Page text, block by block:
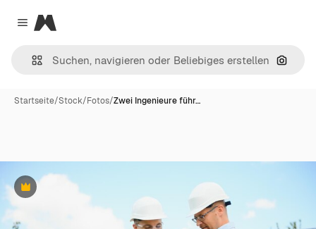
Close menu
Magnific
Nach
Startseite/Stock/Fotos/Zwei Ingenieure führ…
Premium